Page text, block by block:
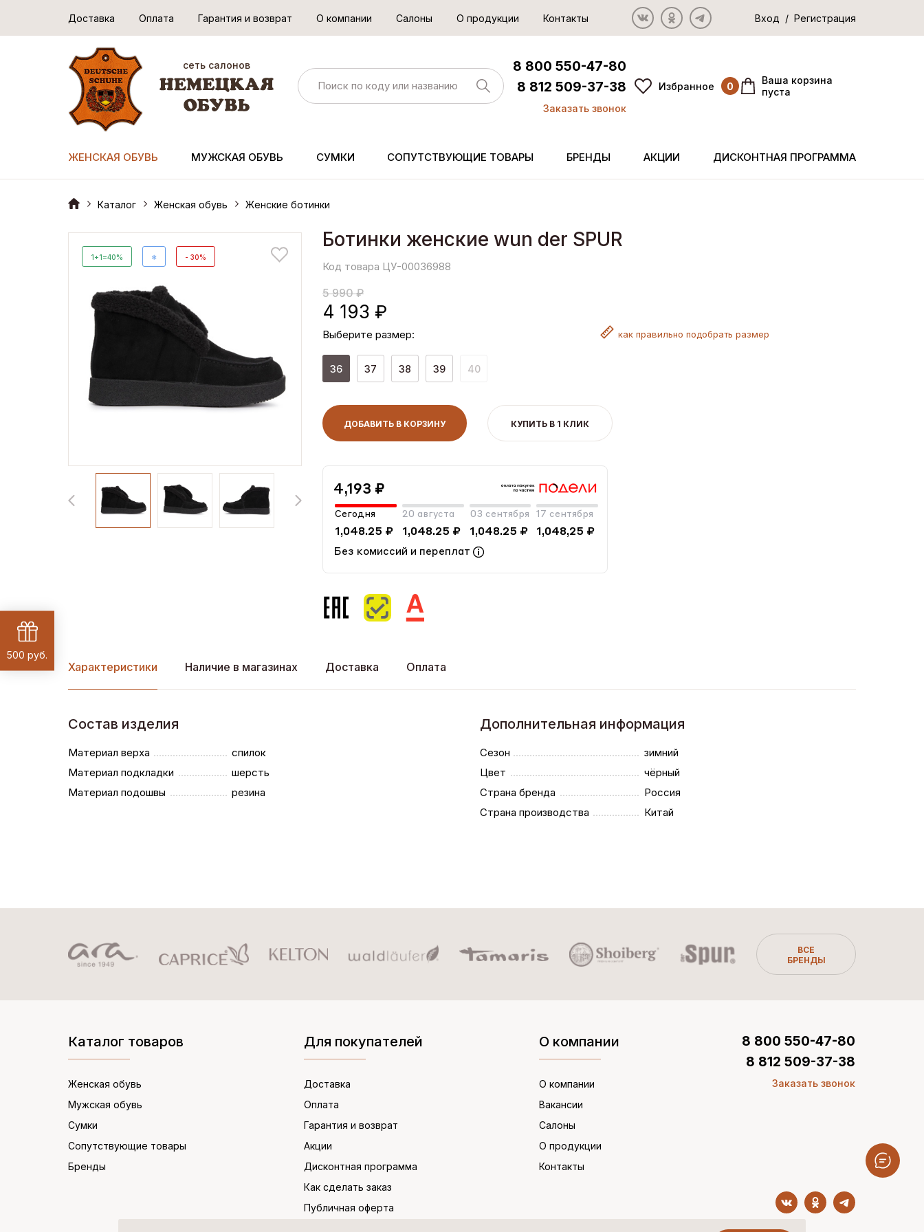
Доставка Оплата Гарантия и возврат О компании Салоны О продукции Контакты Вход / Регистрация
сеть салонов
8 800 550-47-80
8 812 509-37-38
Заказать звонок
Избранное 0
Ваша корзина
пуста
ЖЕНСКАЯ ОБУВЬ МУЖСКАЯ ОБУВЬ СУМКИ СОПУТСТВУЮЩИЕ ТОВАРЫ БРЕНДЫ АКЦИИ ДИСКОНТНАЯ ПРОГРАММА
Каталог Женская обувь Женские ботинки
1+1=40% ❄ - 30%
Ботинки женские wun der SPUR
Код товара ЦУ-00036988
5 990 ₽
4 193 ₽
Выберите размер: как правильно подобрать размер
36 37 38 39 40
ДОБАВИТЬ В КОРЗИНУ КУПИТЬ В 1 КЛИК
4,193 ₽
Сегодня
1,048.25 ₽
20 августа
1,048.25 ₽
03 сентября
1,048.25 ₽
17 сентября
1,048,25 ₽
Без комиссий и переплат
Характеристики Наличие в магазинах Доставка Оплата
Состав изделия
Материал верха
спилок
Материал подкладки
шерсть
Материал подошвы
резина
Дополнительная информация
Сезон
зимний
Цвет
чёрный
Страна бренда
Россия
Страна производства
Китай
ВСЕ
БРЕНДЫ
Каталог товаров
Женская обувь
Мужская обувь
Сумки
Сопутствующие товары
Бренды
Для покупателей
Доставка
Оплата
Гарантия и возврат
Акции
Дисконтная программа
Как сделать заказ
Публичная оферта
О компании
О компании
Вакансии
Салоны
О продукции
Контакты
8 800 550-47-80
8 812 509-37-38
Заказать звонок
500 руб.